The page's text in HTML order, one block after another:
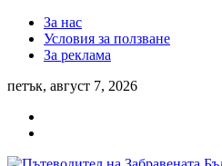
За нас
Условия за ползване
За реклама
петък, август 7, 2026